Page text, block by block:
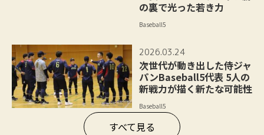
の裏で光った若き力
Baseball5
2026.03.24
次世代が動き出した侍ジャ
パンBaseball5代表 5人の
新戦力が描く新たな可能性
Baseball5
すべて見る